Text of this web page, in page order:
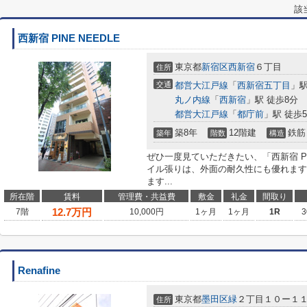
該
西新宿 PINE NEEDLE
住所 東京都新宿区西新宿 ６丁目
交通 都営大江戸線 「 西新宿五丁目 」
丸ノ内線 「 西新宿 」駅 徒歩8分
都営大江戸線 「 都庁前 」駅 徒歩
築年 築8年 階数 12階建 構造 鉄
ぜひ一度見ていただきたい、「西新宿
イル張りは、外面の耐久性にも優れま
ます...
所在階 賃料 管理費・共益費 敷金 礼金
間取り
7階
12.7万円 10,000円 1ヶ月 1ヶ月 1R
Renafine
住所 東京都墨田区緑 ２丁目１０ー１